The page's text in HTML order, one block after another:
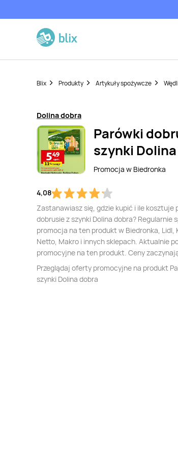
Blix Produkty Artykuły spożywcze
Dolina dobra
Parówki
szynki
Promocja w Biedronka
4,08
Zastanawiasz się, gdzie kupić i ile kosztuje
dobrusie z szynki Dolina dobra? Regularnie
promocja na ten produkt w Biedronka, Lidl,
Netto, Makro i innych sklepach. Aktualnie
promocyjne na ten produkt. Ceny
Przeglądaj oferty promocyjne na produkt
szynki Dolina dobra